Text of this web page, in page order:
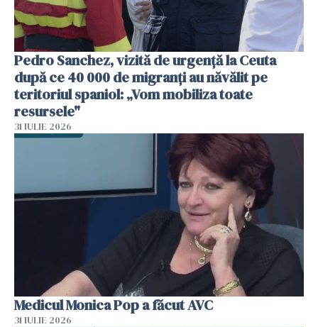
Pedro Sanchez, vizită de urgență la Ceuta
după ce 40 000 de migranți au năvălit pe
teritoriul spaniol: „Vom mobiliza toate
resursele"
31 IULIE 2026
Medicul Monica Pop a făcut AVC
31 IULIE 2026